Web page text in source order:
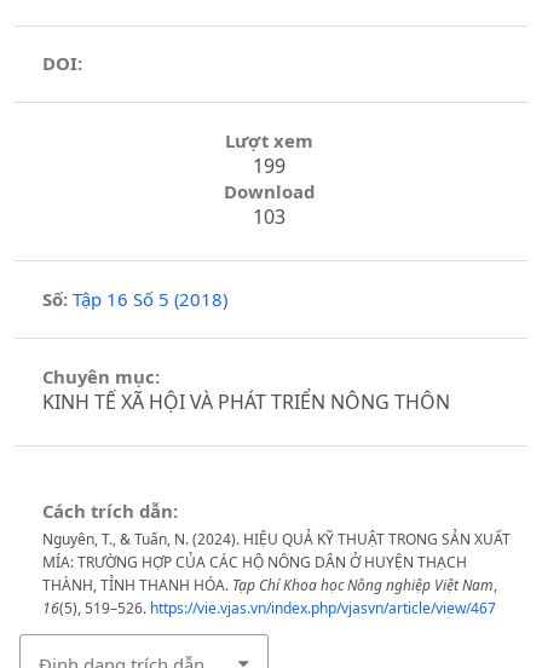
DOI:
Lượt xem
199
Download
103
Số: Tập 16 Số 5 (2018)
Chuyên mục:
KINH TẾ XÃ HỘI VÀ PHÁT TRIỂN NÔNG THÔN
Cách trích dẫn:
Nguyên, T., & Tuấn, N. (2024). HIỆU QUẢ KỸ THUẬT TRONG SẢN XUẤT
MÍA: TRƯỜNG HỢP CỦA CÁC HỘ NÔNG DÂN Ở HUYỆN THẠCH
THÀNH, TỈNH THANH HÓA. Tạp Chí Khoa học Nông nghiệp Việt Nam,
16(5), 519–526. https://vie.vjas.vn/index.php/vjasvn/article/view/467